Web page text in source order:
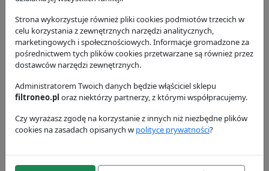
Donaldson
105.32 zł
P164378
Donaldson
173.13 zł
Donaldson
42.52 zł
P828889
dokładny
P551251
Strona wykorzystuje również pliki cookies podmiotów trzecich w
celu korzystania z zewnętrznych narzędzi analitycznych,
marketingowych i społecznościowych. Informacje gromadzone za
pośrednictwem tych plików cookies przetwarzane są również przez
dostawców narzędzi zewnętrznych.
Administratorem Twoich danych będzie włąściciel sklepu
filtroneo.pl oraz niektórzy partnerzy, z którymi współpracujemy.
Czy wyrażasz zgodę na korzystanie z innych niż niezbędne plików
cookies na zasadach opisanych w polityce prywatności?